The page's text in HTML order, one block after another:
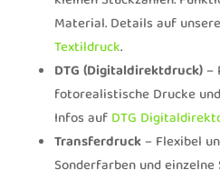
Material. Details auf
Textildruck.
DTG (Digitaldirektdruck)–
fotorealistische Drucke
Infos aufDTG
Transferdruck– Flexibel
Sonderfarben und einzelne